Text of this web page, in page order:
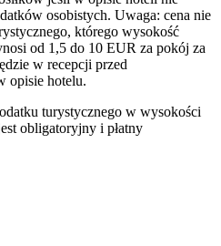
osobistych. Uwaga: cena nie
którego wysokość
od 1,5 do 10 EUR za pokój za
w recepcji przed
opisie hotelu.
turystycznego w wysokości
obligatoryjny i płatny